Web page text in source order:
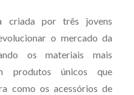
criada por três jovens
o mercado da
os materiais mais
produtos únicos que
como os acessórios de